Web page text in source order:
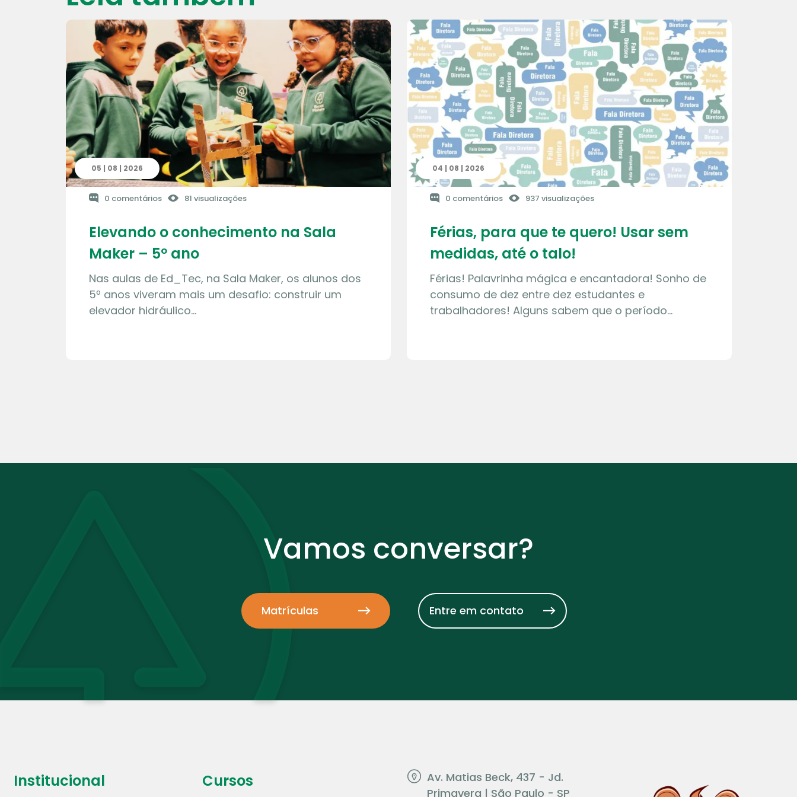
05 | 08 | 2026
0 comentários 81 visualizações
Elevando o conhecimento na Sala
Maker – 5º ano
Nas aulas de Ed_Tec, na Sala Maker, os alunos dos
5º anos viveram mais um desafio: construir um
elevador hidráulico…
04 | 08 | 2026
0 comentários 937 visualizações
Férias, para que te quero! Usar sem
medidas, até o talo!
Férias! Palavrinha mágica e encantadora! Sonho de
consumo de dez entre dez estudantes e
trabalhadores! Alguns sabem que o período…
Vamos conversar?
Matrículas Entre em contato
Institucional Cursos
Av. Matias Beck, 437 - Jd.
Primavera | São Paulo - SP